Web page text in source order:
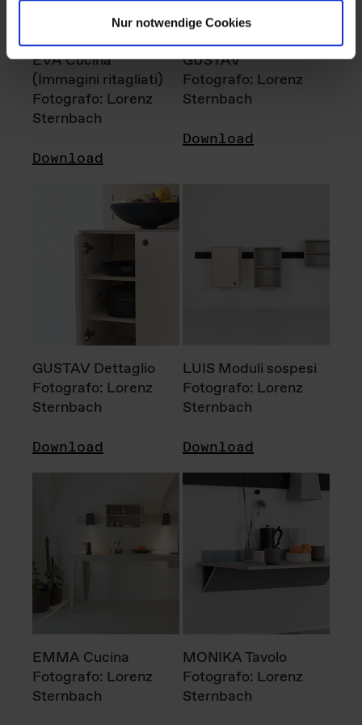
Nur notwendige Cookies
EVA Cucina
(Immagini ritagliati)
Fotografo: Lorenz
Sternbach
Download
GUSTAV
Fotografo: Lorenz
Sternbach
Download
GUSTAV Dettaglio
Fotografo: Lorenz
Sternbach
Download
LUIS Moduli sospesi
Fotografo: Lorenz
Sternbach
Download
EMMA Cucina
Fotografo: Lorenz
Sternbach
MONIKA Tavolo
Fotografo: Lorenz
Sternbach